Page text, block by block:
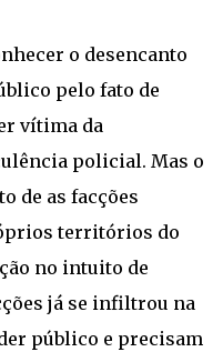
o desencanto
pelo fato de
vítima da
policial. Mas o
de as facções
territórios do
no intuito de
já se infiltrou na
público e precisam